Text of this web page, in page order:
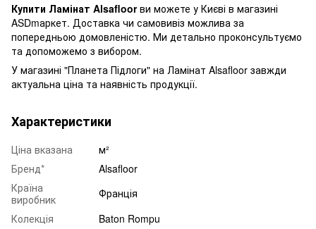
Купити Ламінат Alsafloorви можете у Києві в магазині
ASDmаркет. Доставка чи самовивіз можлива за
попередньою домовленістю. Ми детально проконсультуємо
та допоможемо з вибором.
У магазині "Планета Підлоги" на Ламінат Alsafloor завжди
актуальна ціна та наявність продукції.
Характеристики
Ціна вказана
м²
Бренд*
Alsafloor
Країна
виробник
Франція
Колекція
Baton Rompu